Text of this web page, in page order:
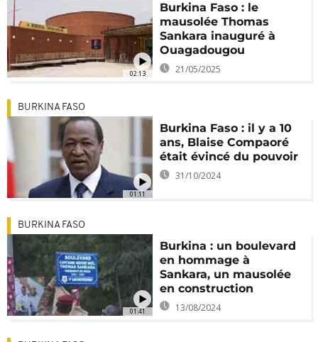
02:13
Burkina Faso : le
mausolée Thomas
Sankara inauguré à
Ouagadougou
21/05/2025
01:11
BURKINA FASO
Burkina Faso : il y a 10
ans, Blaise Compaoré
était évincé du pouvoir
31/10/2024
01:41
BURKINA FASO
Burkina : un boulevard
en hommage à
Sankara, un mausolée
en construction
13/08/2024